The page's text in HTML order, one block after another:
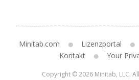
Minitab.com Lizenzportal
Kontakt
Your
Copyright © 2026 Minitab, LLC.